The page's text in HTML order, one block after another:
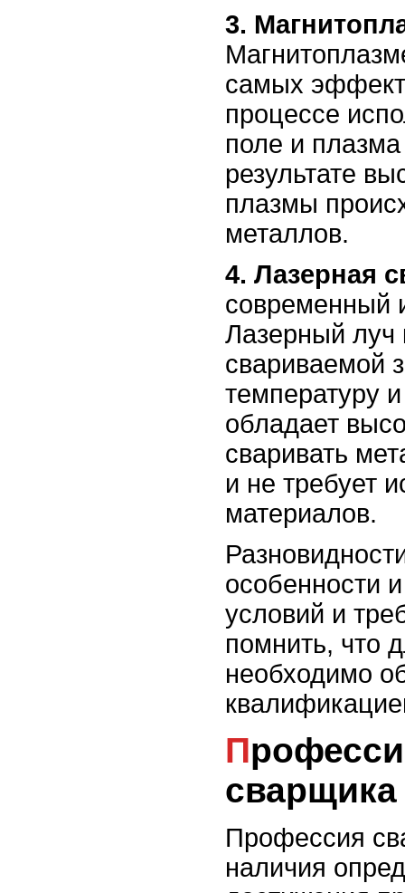
3.
самых
процессе
поле и
результате
плазмы
металлов.
4. Лазерная
современный
Лазерный луч
свариваемой
температуру
обладает
сваривать
и не требует
материалов.
особенности
условий и
помнить, что
необходимо
Профессиональный успех
сварщика
Профессия
наличия